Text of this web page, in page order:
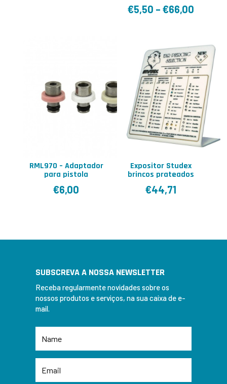
€5,50 – €66,00
RML970 – Adaptador
para pistola
€6,00
Expositor Studex
brincos prateados
€44,71
SUBSCREVA A NOSSA NEWSLETTER
Receba regularmente novidades sobre os
nossos produtos e serviços, na sua caixa de e-
mail.